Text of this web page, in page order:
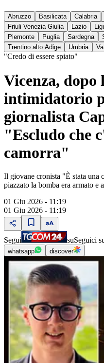
Abruzzo Basilicata Calabria
Friuli Venezia Giulia
Lazio
Piemonte
Puglia Sardegna
Trentino alto Adige
Umbria
"Credo di essere spiato"
Vicenza, dopo
intimidatorio
giornalista
"Escludo che
camorra"
Il giovane cronista "È stata una
piazzato la bomba era armato e
01 Giu 2026 - 11:19
01 Giu 2026 - 11:19
Segui suSeguici
whatsapp discover